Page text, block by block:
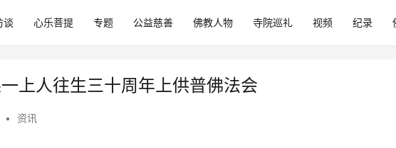
谈 心乐菩提 专题 公益慈善 佛教人物 寺院巡礼 视频 纪录
上人往生三十周年上供普佛法会
• 资讯